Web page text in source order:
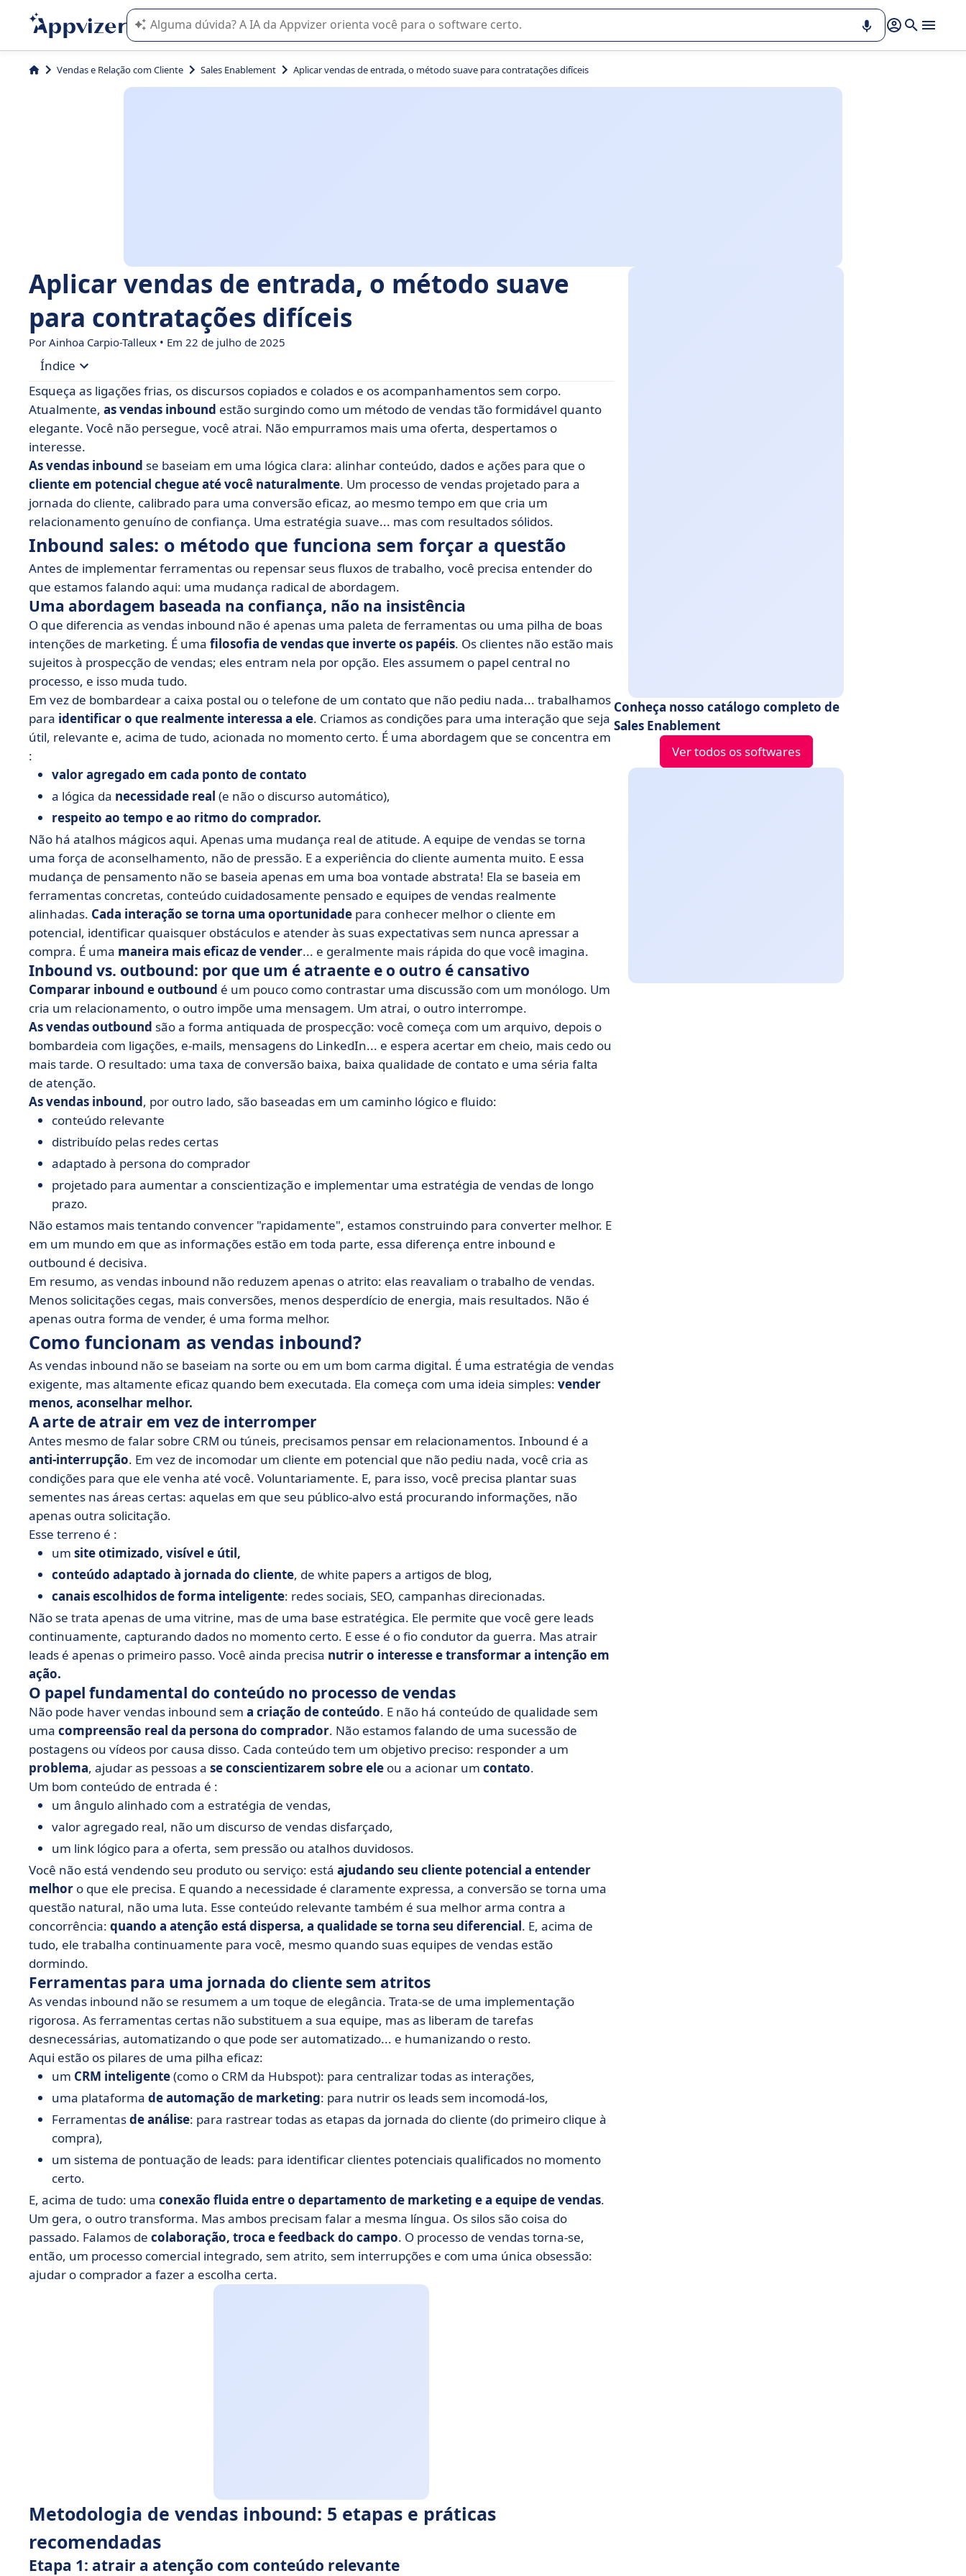
A IA do Appvizer o orienta no uso ou na seleção de software SaaS para sua empresa.
Vendas e Relação com Cliente Sales Enablement Aplicar vendas de entrada, o método suave para contratações difíceis
Aplicar vendas de entrada, o método suave
para contratações difíceis
Por Ainhoa Carpio-Talleux • Em 22 de julho de 2025
Índice
• Inbound sales: o método que funciona sem forçar a questão
• Como funcionam as vendas inbound?
• Metodologia de vendas inbound: 5 etapas e práticas recomendadas
• Vendas inbound na prática: como implementá-las em sua empresa
• Inbound sales não é uma tendência... é uma estratégia sustentável
Esqueça as ligações frias, os discursos copiados e colados e os acompanhamentos sem corpo.
Atualmente, as vendas inbound estão surgindo como um método de vendas tão formidável quanto
elegante. Você não persegue, você atrai. Não empurramos mais uma oferta, despertamos o
interesse.
As vendas inbound se baseiam em uma lógica clara: alinhar conteúdo, dados e ações para que o
cliente em potencial chegue até você naturalmente. Um processo de vendas projetado para a
jornada do cliente, calibrado para uma conversão eficaz, ao mesmo tempo em que cria um
relacionamento genuíno de confiança. Uma estratégia suave... mas com resultados sólidos.
Inbound sales: o método que funciona sem forçar a questão
Antes de implementar ferramentas ou repensar seus fluxos de trabalho, você precisa entender do
que estamos falando aqui: uma mudança radical de abordagem.
Uma abordagem baseada na confiança, não na insistência
O que diferencia as vendas inbound não é apenas uma paleta de ferramentas ou uma pilha de boas
intenções de marketing. É uma filosofia de vendas que inverte os papéis. Os clientes não estão mais
sujeitos à prospecção de vendas; eles entram nela por opção. Eles assumem o papel central no
processo, e isso muda tudo.
Em vez de bombardear a caixa postal ou o telefone de um contato que não pediu nada... trabalhamos
para identificar o que realmente interessa a ele. Criamos as condições para uma interação que seja
útil, relevante e, acima de tudo, acionada no momento certo. É uma abordagem que se concentra em
:
valor agregado em cada ponto de contato
a lógica da necessidade real (e não o discurso automático),
respeito ao tempo e ao ritmo do comprador.
Não há atalhos mágicos aqui. Apenas uma mudança real de atitude. A equipe de vendas se torna
uma força de aconselhamento, não de pressão. E a experiência do cliente aumenta muito. E essa
mudança de pensamento não se baseia apenas em uma boa vontade abstrata! Ela se baseia em
ferramentas concretas, conteúdo cuidadosamente pensado e equipes de vendas realmente
alinhadas. Cada interação se torna uma oportunidade para conhecer melhor o cliente em
potencial, identificar quaisquer obstáculos e atender às suas expectativas sem nunca apressar a
compra. É uma maneira mais eficaz de vender... e geralmente mais rápida do que você imagina.
Inbound vs. outbound: por que um é atraente e o outro é cansativo
Comparar inbound e outbound é um pouco como contrastar uma discussão com um monólogo. Um
cria um relacionamento, o outro impõe uma mensagem. Um atrai, o outro interrompe.
As vendas outbound são a forma antiquada de prospecção: você começa com um arquivo, depois o
bombardeia com ligações, e-mails, mensagens do LinkedIn... e espera acertar em cheio, mais cedo ou
mais tarde. O resultado: uma taxa de conversão baixa, baixa qualidade de contato e uma séria falta
de atenção.
As vendas inbound, por outro lado, são baseadas em um caminho lógico e fluido:
conteúdo relevante
distribuído pelas redes certas
adaptado à persona do comprador
projetado para aumentar a conscientização e implementar uma estratégia de vendas de longo
prazo.
Não estamos mais tentando convencer "rapidamente", estamos construindo para converter melhor. E
em um mundo em que as informações estão em toda parte, essa diferença entre inbound e
outbound é decisiva.
Em resumo, as vendas inbound não reduzem apenas o atrito: elas reavaliam o trabalho de vendas.
Menos solicitações cegas, mais conversões, menos desperdício de energia, mais resultados. Não é
apenas outra forma de vender, é uma forma melhor.
Como funcionam as vendas inbound?
As vendas inbound não se baseiam na sorte ou em um bom carma digital. É uma estratégia de vendas
exigente, mas altamente eficaz quando bem executada. Ela começa com uma ideia simples: vender
menos, aconselhar melhor.
A arte de atrair em vez de interromper
Antes mesmo de falar sobre CRM ou túneis, precisamos pensar em relacionamentos. Inbound é a
anti-interrupção. Em vez de incomodar um cliente em potencial que não pediu nada, você cria as
condições para que ele venha até você. Voluntariamente. E, para isso, você precisa plantar suas
sementes nas áreas certas: aquelas em que seu público-alvo está procurando informações, não
apenas outra solicitação.
Esse terreno é :
um site otimizado, visível e útil,
conteúdo adaptado à jornada do cliente, de white papers a artigos de blog,
canais escolhidos de forma inteligente: redes sociais, SEO, campanhas direcionadas.
Não se trata apenas de uma vitrine, mas de uma base estratégica. Ele permite que você gere leads
continuamente, capturando dados no momento certo. E esse é o fio condutor da guerra. Mas atrair
leads é apenas o primeiro passo. Você ainda precisa nutrir o interesse e transformar a intenção em
ação.
O papel fundamental do conteúdo no processo de vendas
Não pode haver vendas inbound sem a criação de conteúdo. E não há conteúdo de qualidade sem
uma compreensão real da persona do comprador. Não estamos falando de uma sucessão de
postagens ou vídeos por causa disso. Cada conteúdo tem um objetivo preciso: responder a um
problema, ajudar as pessoas a se conscientizarem sobre ele ou a acionar um contato.
Um bom conteúdo de entrada é :
um ângulo alinhado com a estratégia de vendas,
valor agregado real, não um discurso de vendas disfarçado,
um link lógico para a oferta, sem pressão ou atalhos duvidosos.
Você não está vendendo seu produto ou serviço: está ajudando seu cliente potencial a entender
melhor o que ele precisa. E quando a necessidade é claramente expressa, a conversão se torna uma
questão natural, não uma luta. Esse conteúdo relevante também é sua melhor arma contra a
concorrência: quando a atenção está dispersa, a qualidade se torna seu diferencial. E, acima de
tudo, ele trabalha continuamente para você, mesmo quando suas equipes de vendas estão
dormindo.
Ferramentas para uma jornada do cliente sem atritos
As vendas inbound não se resumem a um toque de elegância. Trata-se de uma implementação
rigorosa. As ferramentas certas não substituem a sua equipe, mas as liberam de tarefas
desnecessárias, automatizando o que pode ser automatizado... e humanizando o resto.
Aqui estão os pilares de uma pilha eficaz:
um CRM inteligente(como o CRM da Hubspot): para centralizar todas as interações,
uma plataforma de automação de marketing: para nutrir os leads sem incomodá-los,
Ferramentasde análise: para rastrear todas as etapas da jornada do cliente (do primeiro clique à
compra),
um sistema de pontuação de leads: para identificar clientes potenciais qualificados no momento
certo.
E, acima de tudo: uma conexão fluida entre o departamento de marketing e a equipe de vendas.
Um gera, o outro transforma. Mas ambos precisam falar a mesma língua. Os silos são coisa do
passado. Falamos de colaboração, troca e feedback do campo. O processo de vendas torna-se,
então, um processo comercial integrado, sem atrito, sem interrupções e com uma única obsessão:
ajudar o comprador a fazer a escolha certa.
Metodologia de vendas inbound: 5 etapas e práticas
recomendadas
Etapa 1: atrair a atenção com conteúdo relevante
Conheça nosso catálogo completo de
Sales Enablement
Ver todos os softwares